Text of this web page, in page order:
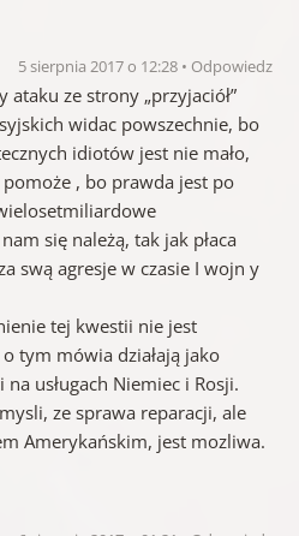
5 sierpnia 2017 o 12:28 Odpowiedz
ataku ze strony „przyjaciół”
widac powszechnie, bo
idiotów jest nie mało,
, bo prawda jest po
się należą, tak jak płaca
swą agresje w czasie I wojn y
tej kwestii nie jest
tym mówia działają jako
usługach Niemiec i Rosji.
ze sprawa reparacji, ale
Amerykańskim, jest mozliwa.